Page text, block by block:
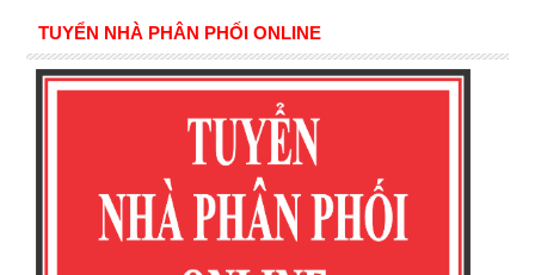
TUYỂN NHÀ PHÂN PHỐI ONLINE